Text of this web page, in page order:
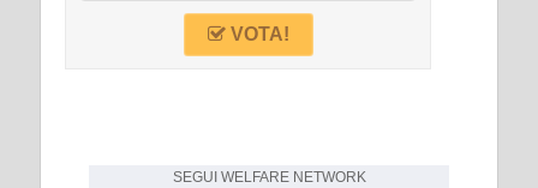
VOTA!
SEGUI WELFARE NETWORK